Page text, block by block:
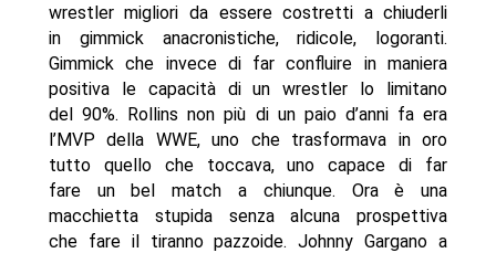
wrestler migliori da essere costretti a chiuderli
in gimmick anacronistiche, ridicole, logoranti.
Gimmick che invece di far confluire in maniera
positiva le capacità di un wrestler lo limitano
del 90%. Rollins non più di un paio d’anni fa era
l’MVP della WWE, uno che trasformava in oro
tutto quello che toccava, uno capace di far
fare un bel match a chiunque. Ora è una
macchietta stupida senza alcuna prospettiva
che fare il tiranno pazzoide. Johnny Gargano a